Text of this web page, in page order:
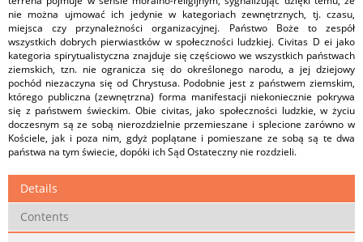
nie można ujmować ich jedynie w kategoriach zewnętrznych, tj. czasu,
miejsca czy przynależności organizacyjnej. Państwo Boże to zespół
wszystkich dobrych pierwiastków w społeczności ludzkiej. Civitas D ei jako
kategoria spirytualistyczna znajduje się częściowo we wszystkich państwach
ziemskich, tzn. nie ogranicza się do określonego narodu, a jej dziejowy
pochód niezaczyna się od Chrystusa. Podobnie jest z państwem ziemskim,
którego publiczna (zewnętrzna) forma manifestacji niekoniecznie pokrywa
się z państwem świeckim. Obie civitas, jako społeczności ludzkie, w życiu
doczesnym są ze sobą nierozdzielnie przemieszane i splecione zarówno w
Kościele, jak i poza nim, gdyż poplątane i pomieszane ze sobą są te dwa
państwa na tym świecie, dopóki ich Sąd Ostateczny nie rozdzieli.
Details
Contents